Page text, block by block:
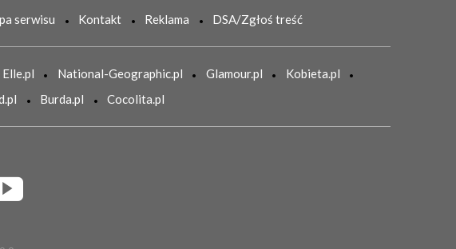
serwisu Kontakt Reklama DSA/Zgłoś treść
Elle.pl National-Geographic.pl Glamour.pl
Kobieta.pl
Burda.pl Cocolita.pl